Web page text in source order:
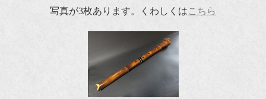
写真が3枚あります。くわしくはこちら